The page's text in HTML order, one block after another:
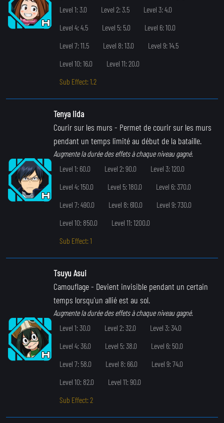
Level 1: 3.0
Level 2: 3.5
Level 3: 4.0
Level 4: 4.5
Level 5: 5.0
Level 6: 10.0
Level 7: 11.5
Level 8: 13.0
Level 9: 14.5
Level 10: 16.0
Level 11: 20.0
Sub Effect: 1.2
Tenya Iida
Courir sur les murs - Permet de courir sur les murs
pendant un temps limité au début de la bataille.
Augmente la durée des effets à chaque niveau gagné.
Level 1: 60.0
Level 2: 90.0
Level 3: 120.0
Level 4: 150.0
Level 5: 180.0
Level 6: 370.0
Level 7: 490.0
Level 8: 610.0
Level 9: 730.0
Level 10: 850.0
Level 11: 1200.0
Sub Effect: 1
Tsuyu Asui
Camouflage- Devient invisible pendant un certain
temps lorsqu'un allié est au sol.
Augmente la durée des effets à chaque niveau gagné.
Level 1: 30.0
Level 2: 32.0
Level 3: 34.0
Level 4: 36.0
Level 5: 38.0
Level 6: 50.0
Level 7: 58.0
Level 8: 66.0
Level 9: 74.0
Level 10: 82.0
Level 11: 90.0
Sub Effect: 2